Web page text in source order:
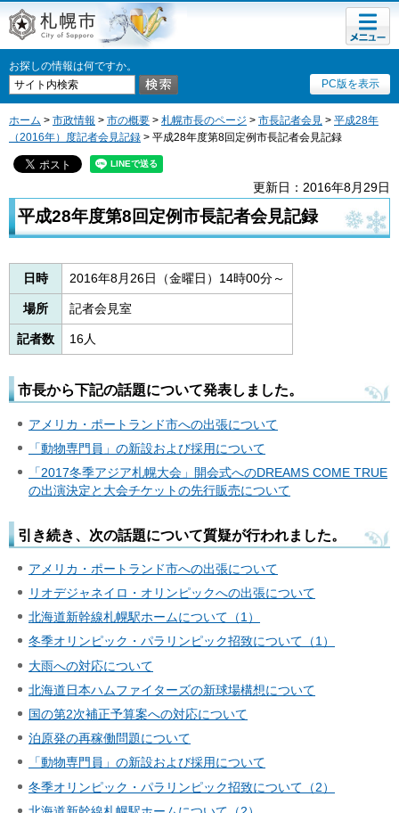
札幌市
お探しの情報は何ですか。
PC版を表示
メニュ
ー
ホーム > 市政情報 > 市の概要 > 札幌市長のページ > 市長記者会見 > 平成28年
（2016年）度記者会見記録 > 平成28年度第8回定例市長記者会見記録
更新日：2016年8月29日
平成28年度第8回定例市長記者会見記録
日時 2016年8月26日（金曜日）14時00分～
場所 記者会見室
記者数 16人
市長から下記の話題について発表しました。
アメリカ・ポートランド市への出張について
「動物専門員」の新設および採用について
「2017冬季アジア札幌大会」開会式へのDREAMS COME TRUE
の出演決定と大会チケットの先行販売について
引き続き、次の話題について質疑が行われました。
アメリカ・ポートランド市への出張について
リオデジャネイロ・オリンピックへの出張について
北海道新幹線札幌駅ホームについて（1）
冬季オリンピック・パラリンピック招致について（1）
大雨への対応について
北海道日本ハムファイターズの新球場構想について
国の第2次補正予算案への対応について
泊原発の再稼働問題について
「動物専門員」の新設および採用について
冬季オリンピック・パラリンピック招致について（2）